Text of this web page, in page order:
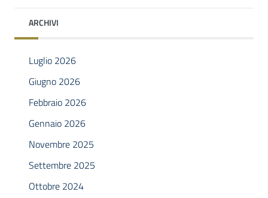
ARCHIVI
Luglio 2026
Giugno 2026
Febbraio 2026
Gennaio 2026
Novembre 2025
Settembre 2025
Ottobre 2024